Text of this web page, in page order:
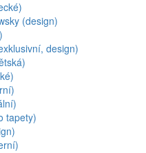
(design)
design)
tapety)